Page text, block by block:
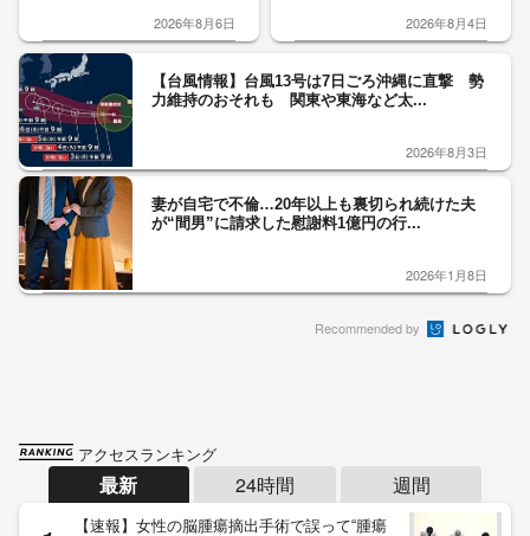
2026年8月6日 2026年8月4日
【台風情報】台風13号は7日ごろ沖縄に直撃 勢
力維持のおそれも 関東や東海など太...
2026年8月3日
妻が自宅で不倫…20年以上も裏切られ続けた夫
が“間男”に請求した慰謝料1億円の行...
2026年1月8日
Recommended by
アクセスランキング
最新 24時間 週間
【速報】女性の脳腫瘍摘出手術で誤って“腫瘍